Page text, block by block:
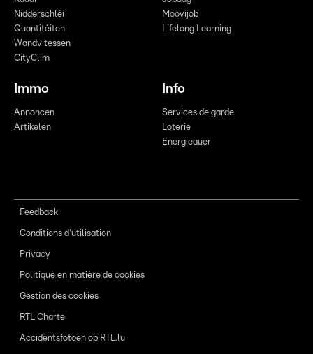
Nidderschléi
Quantitéiten
Wandvitessen
CityClim
Moovijob
Lifelong Learning
Immo
Annoncen
Artikelen
Info
Services de garde
Loterie
Energieauer
Feedback
Conditions d'utilisation
Privacy
Politique en matière de cookies
Gestion des cookies
RTL Charte
Accidentsfotoen op RTL.lu